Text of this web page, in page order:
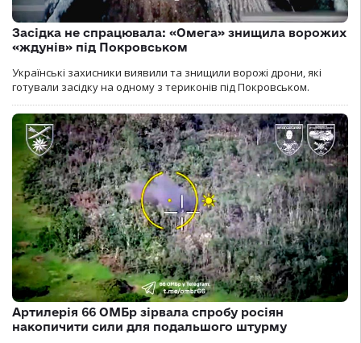
Засідка не спрацювала: «Омега» знищила ворожих
«ждунів» під Покровськом
Українські захисники виявили та знищили ворожі дрони, які
готували засідку на одному з териконів під Покровськом.
Артилерія 66 ОМБр зірвала спробу росіян
накопичити сили для подальшого штурму